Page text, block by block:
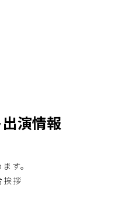
演情報
す。
拶